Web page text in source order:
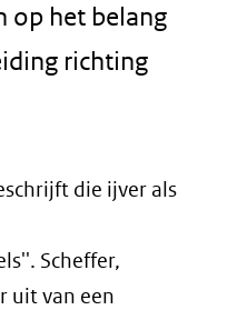
op het belang
richting
die ijver als
Scheffer,
uit van een